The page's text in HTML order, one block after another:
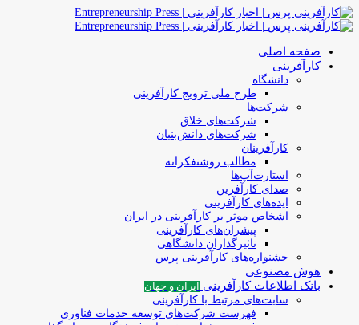
صفحه اصلی
کارآفرینی
دانشگاه
طرح ملی ترویج کارآفرینی
شرکت‌ها
شرکت‌های خلاق
شرکت‌های دانش‌بنیان
کارآفرینان
مطالب روشنفکرانه
استارت‌آپ‌ها
صدای کارآفرین
ایده‌های کارآفرینی
اشخاص موثر بر کارآفرینی در ایران
پیشران‌های کارآفرینی
تاثیرگذاران دانشگاهی
جشنواره‌های کارآفرینی‌ پرس
هوش مصنوعی
بانک اطلاعات کارآفرینی
ایران و جهان
سایت‌های مرتبط با کارآفرینی
فهرست شرکت‌های‌‌ توسعه‌ خدمات فناوری